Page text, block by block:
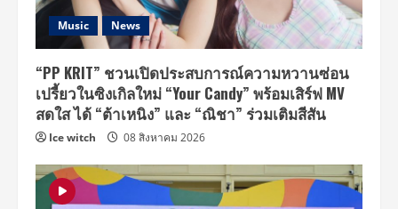
Music News
“PP KRIT” ชวนเปิดประสบการณ์ความหวานซ่อน
เปรี้ยวในซิงเกิลใหม่ “Your Candy” พร้อมเสิร์ฟ MV
สดใส ได้ “ต้าเหนิง” และ “ณิชา” ร่วมเติมสีสัน
Ice witch 08 สิงหาคม 2026